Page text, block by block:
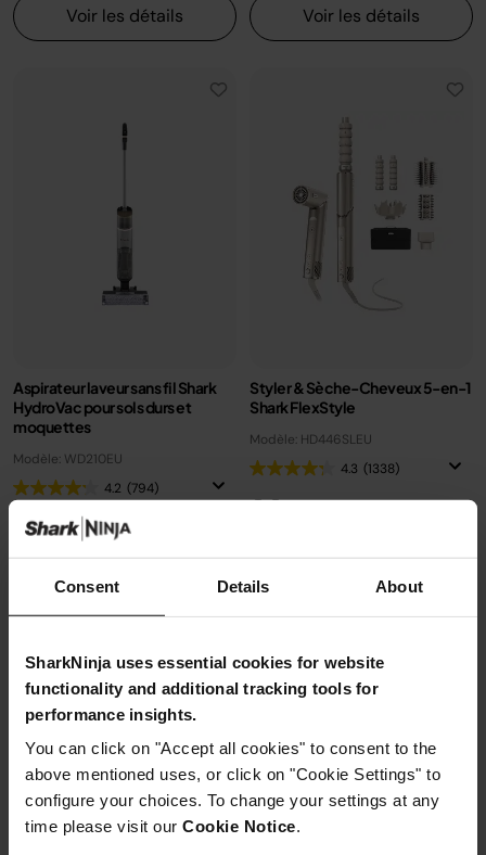
Consent Details About
SharkNinja uses essential cookies for website
functionality and additional tracking tools for
performance insights.
You can click on "Accept all cookies" to consent to the
above mentioned uses, or click on "Cookie Settings" to
configure your choices. To change your settings at any
time please visit our Cookie Notice.
Voir les détails
Voir les détails
Aspirateur laveur sans fil Shark
HydroVac pour sols durs et
moquettes
Modèle: WD210EU
4.2 (794)
178,99 € Prix réduit de
299,99 €au
Ajouter au panier
Styler & Sèche-Cheveux 5-en-1
Shark FlexStyle
Modèle: HD446SLEU
4.3 (1338)
Technologie : Air
Tous les types de cheveux
rangement
189,99 € -249,99 €